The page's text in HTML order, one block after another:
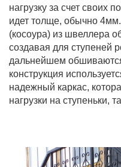
нагрузку за счет своих
идет толще, обычно
(косоура) из швеллера
создавая для ступеней
дальнейшем
конструкция
надежный каркас,
нагрузки на ступеньки,